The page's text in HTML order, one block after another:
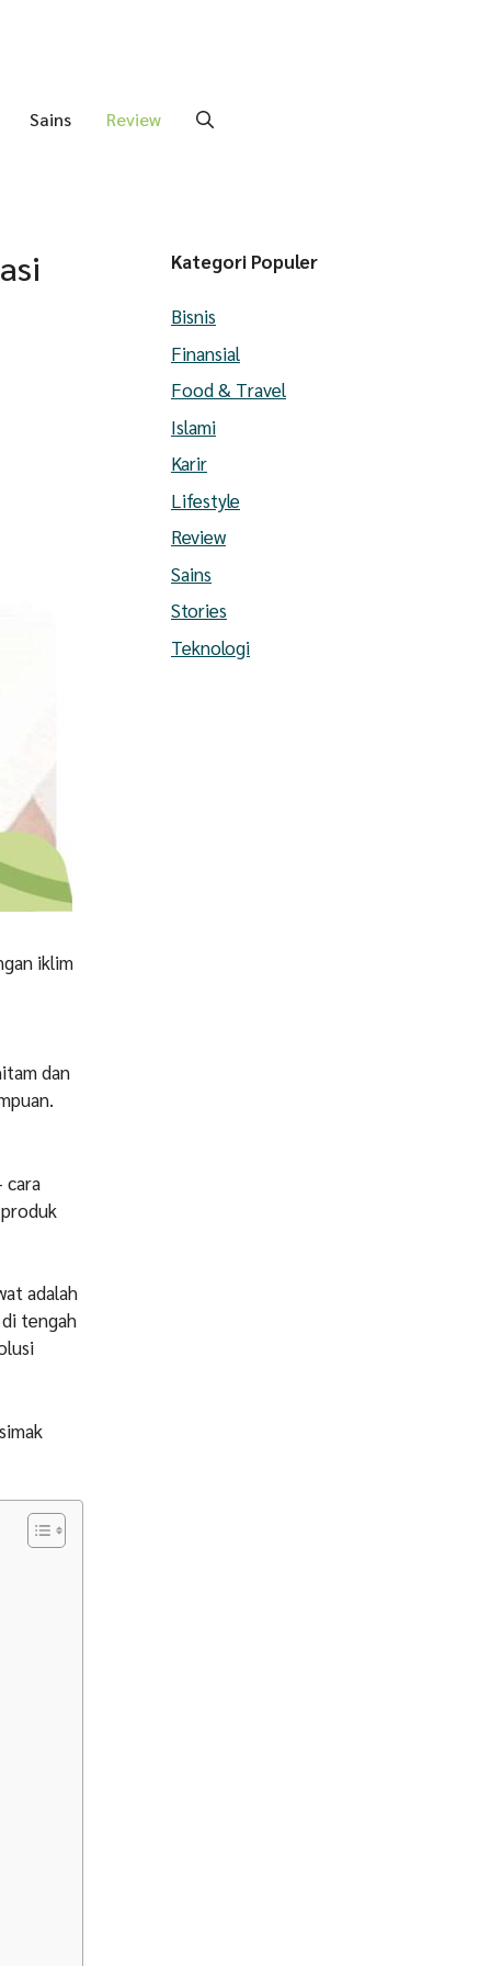
Sains Review
iklim
dan
cara
adalah
di tengah
Kategori Populer
Bisnis
Finansial
Food & Travel
Islami
Karir
Lifestyle
Review
Sains
Stories
Teknologi